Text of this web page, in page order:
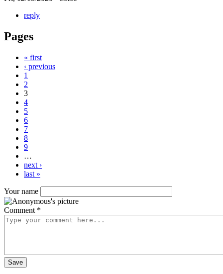
reply
Pages
« first
‹ previous
1
2
3
4
5
6
7
8
9
…
next ›
last »
Your name
Comment *